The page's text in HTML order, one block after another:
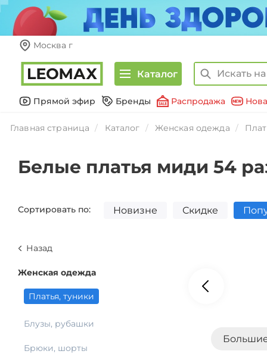
Москва г
Каталог
Прямой эфир Бренды Распродажа
Главная страница Каталог Женская одежда
Белые платья миди 54
Сортировать по: Новизне Скидке
Назад
Женская одежда
Платья, туники
Блузы, рубашки
Брюки, шорты